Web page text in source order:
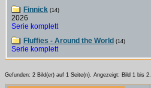
Finnick (14)
2026
Serie komplett
Fluffies - Around the World (14)
Serie komplett
Gefunden: 2 Bild(er) auf 1 Seite(n). Angezeigt: Bild 1 bis 2.